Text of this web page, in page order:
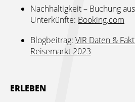
Nachhaltigkeit – Buchung
Unterkünfte: Booking.com
Blogbeitrag: VIR Daten &
Reisemarkt 2023
ERLEBEN